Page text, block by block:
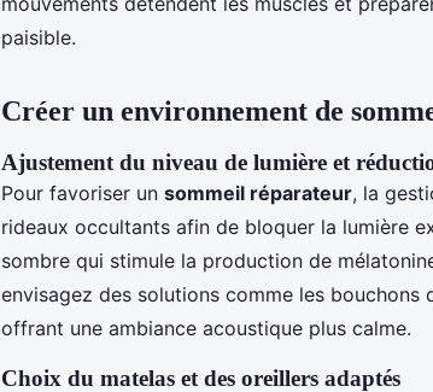
paisible.
Créer un environnement de
Ajustement du niveau de lumière et
Pour favoriser un sommeil réparateur, la
rideaux occultants afin de bloquer la lumière
sombre qui stimule la production de
envisagez des solutions comme les
offrant une ambiance acoustique plus calme.
Choix du matelas et des oreillers adaptés